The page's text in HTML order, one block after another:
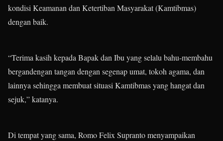
kondisi Keamanan dan Ketertiban Masyarakat (Kamtibmas)
dengan baik.
“Terima kasih kepada Bapak dan Ibu yang selalu bahu-membahu
bergandengan tangan dengan segenap umat, tokoh agama, dan
lainnya sehingga membuat situasi Kamtibmas yang hangat dan
sejuk,” katanya.
Di tempat yang sama, Romo Felix Supranto menyampaikan